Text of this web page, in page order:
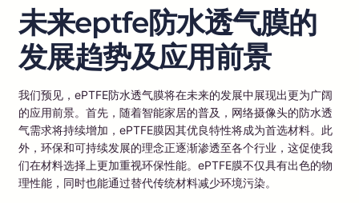
未来eptfe防水透气膜的
发展趋势及应用前景
我们预见，ePTFE防水透气膜将在未来的发展中展现出更为广阔
的应用前景。首先，随着智能家居的普及，网络摄像头的防水透
气需求将持续增加，ePTFE膜因其优良特性将成为首选材料。此
外，环保和可持续发展的理念正逐渐渗透至各个行业，这促使我
们在材料选择上更加重视环保性能。ePTFE膜不仅具有出色的物
理性能，同时也能通过替代传统材料减少环境污染。